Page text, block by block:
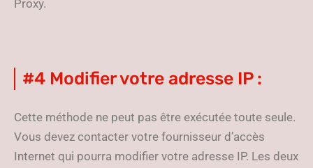
Proxy.
#4 Modifier votre adresse IP :
Cette méthode ne peut pas être exécutée toute seule.
Vous devez contacter votre fournisseur d’accès
Internet qui pourra modifier votre adresse IP. Les deux